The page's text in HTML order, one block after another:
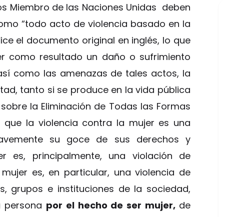
Miembro de las Naciones Unidas deben
“todo acto de violencia basado en la
el documento original en inglés, lo que
como resultado un daño o sufrimiento
como las amenazas de tales actos, la
tanto si se produce en la vida pública
la Eliminación de Todas las Formas
la violencia contra la mujer es una
su goce de sus derechos y
es, principalmente, una violación de
es, en particular, una violencia de
grupos e instituciones de la sociedad,
persona por el hecho de ser mujer, de